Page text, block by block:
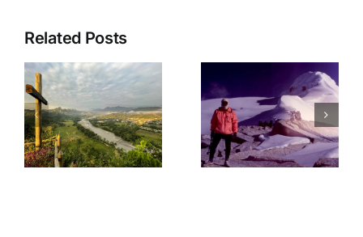
Related Posts
La primera
vez en el
Cocuy
Algonquin
Park